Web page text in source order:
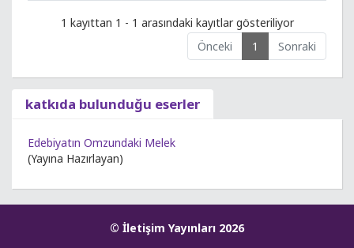
1 kayıttan 1 - 1 arasındaki kayıtlar gösteriliyor
Önceki
1 Sonraki
katkıda bulunduğu eserler
Edebiyatın Omzundaki Melek
(Yayına Hazırlayan)
© İletişim Yayınları 2026